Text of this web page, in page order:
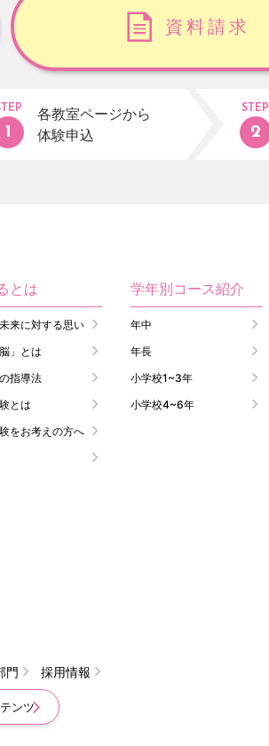
資料請求
各教室ページから
体験申込
STEP
とは
来に対する思い
」とは
指導法
とは
をお考えの方へ
学年別コース紹介
年中
年長
小学校1~3年
小学校4~6年
門 採用情報
ンツ